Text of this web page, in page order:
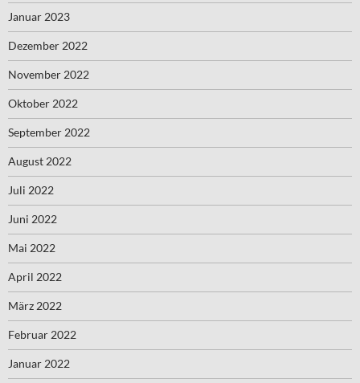
Januar 2023
Dezember 2022
November 2022
Oktober 2022
September 2022
August 2022
Juli 2022
Juni 2022
Mai 2022
April 2022
März 2022
Februar 2022
Januar 2022